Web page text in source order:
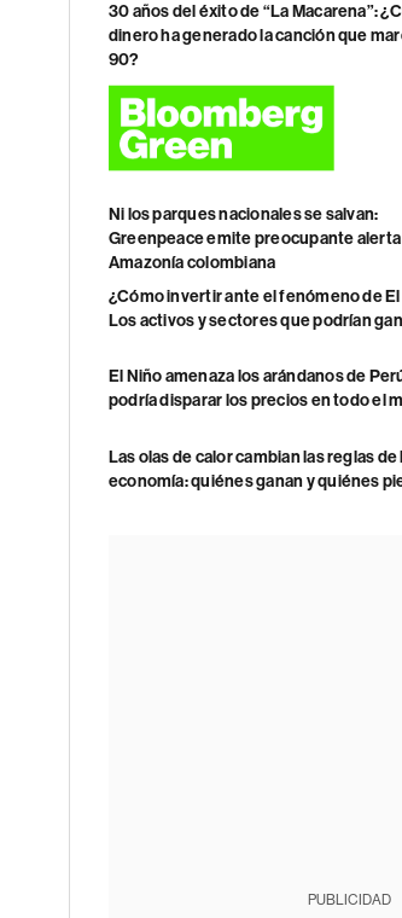
30 años del éxito de “La Macarena”:
dinero ha generado la canción que
90?
Ni los parques nacionales se salvan:
Greenpeace emite preocupante
Amazonía colombiana
¿Cómo invertir ante el fenómeno de
Los activos y sectores que podrían
El Niño amenaza los arándanos de
podría disparar los precios en todo el
Las olas de calor cambian las reglas de
economía: quiénes ganan y quiénes
PUBLICIDAD